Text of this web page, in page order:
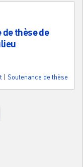
thèse de
Soutenance de thèse
page